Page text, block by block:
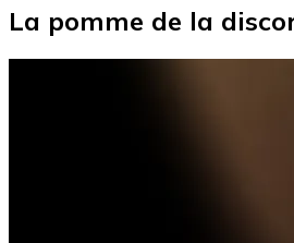
La pomme de la